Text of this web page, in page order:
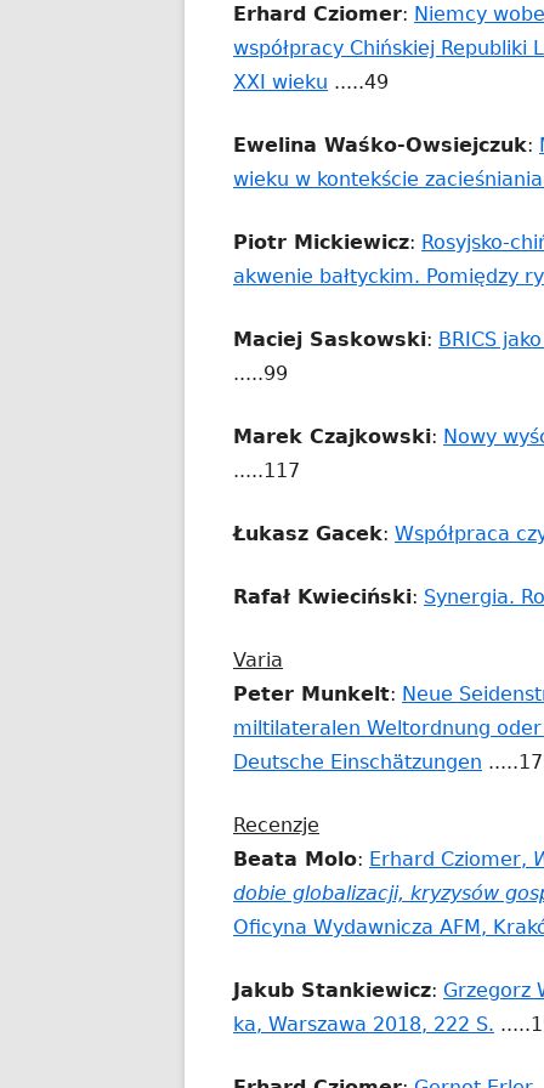
Erhard Cziomer: Niemcy
współpracy Chińskiej Republiki
XXI wieku Strona
się
w
oknie
.....49
Ewelina Waśko-Owsiejczuk:
wieku w kontekście
Piotr Mickiewicz: Rosyjsko-
akwenie bałtyckim. Pomiędzy
Maciej Saskowski: BRICS
.....99
Marek Czajkowski: Nowy
.....117
Łukasz Gacek: Współpraca
Rafał Kwieciński: Synergia.
Varia
Peter Munkelt: Neue
miltilateralen Weltordnung
Deutsche Einschätzungen Strona
w
oknie
Recenzje
Beata Molo: Erhard Cziomer,
dobie globalizacji, kryzysów
Oficyna Wydawnicza AFM,
Jakub Stankiewicz: Grzegorz
ka, Warszawa 2018, 222 S.